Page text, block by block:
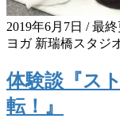
2019年6月7日 / 最
ヨガ 新瑞橋スタジ
体験談『ス
転！』